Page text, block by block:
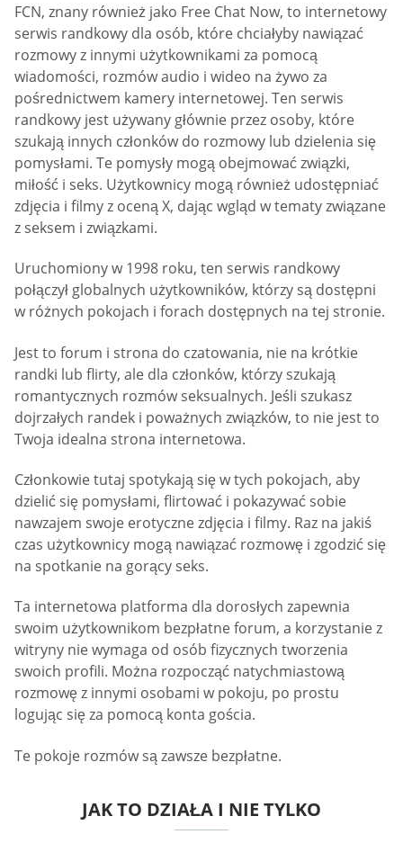
FCN, znany również jako Free Chat Now, to internetowy
serwis randkowy dla osób, które chciałyby nawiązać
rozmowy z innymi użytkownikami za pomocą
wiadomości, rozmów audio i wideo na żywo za
pośrednictwem kamery internetowej. Ten serwis
randkowy jest używany głównie przez osoby, które
szukają innych członków do rozmowy lub dzielenia się
pomysłami. Te pomysły mogą obejmować związki,
miłość i seks. Użytkownicy mogą również udostępniać
zdjęcia i filmy z oceną X, dając wgląd w tematy związane
z seksem i związkami.
Uruchomiony w 1998 roku, ten serwis randkowy
połączył globalnych użytkowników, którzy są dostępni
w różnych pokojach i forach dostępnych na tej stronie.
Jest to forum i strona do czatowania, nie na krótkie
randki lub flirty, ale dla członków, którzy szukają
romantycznych rozmów seksualnych. Jeśli szukasz
dojrzałych randek i poważnych związków, to nie jest to
Twoja idealna strona internetowa.
Członkowie tutaj spotykają się w tych pokojach, aby
dzielić się pomysłami, flirtować i pokazywać sobie
nawzajem swoje erotyczne zdjęcia i filmy. Raz na jakiś
czas użytkownicy mogą nawiązać rozmowę i zgodzić się
na spotkanie na gorący seks.
Ta internetowa platforma dla dorosłych zapewnia
swoim użytkownikom bezpłatne forum, a korzystanie z
witryny nie wymaga od osób fizycznych tworzenia
swoich profili. Można rozpocząć natychmiastową
rozmowę z innymi osobami w pokoju, po prostu
logując się za pomocą konta gościa.
Te pokoje rozmów są zawsze bezpłatne.
JAK TO DZIAŁA I NIE TYLKO